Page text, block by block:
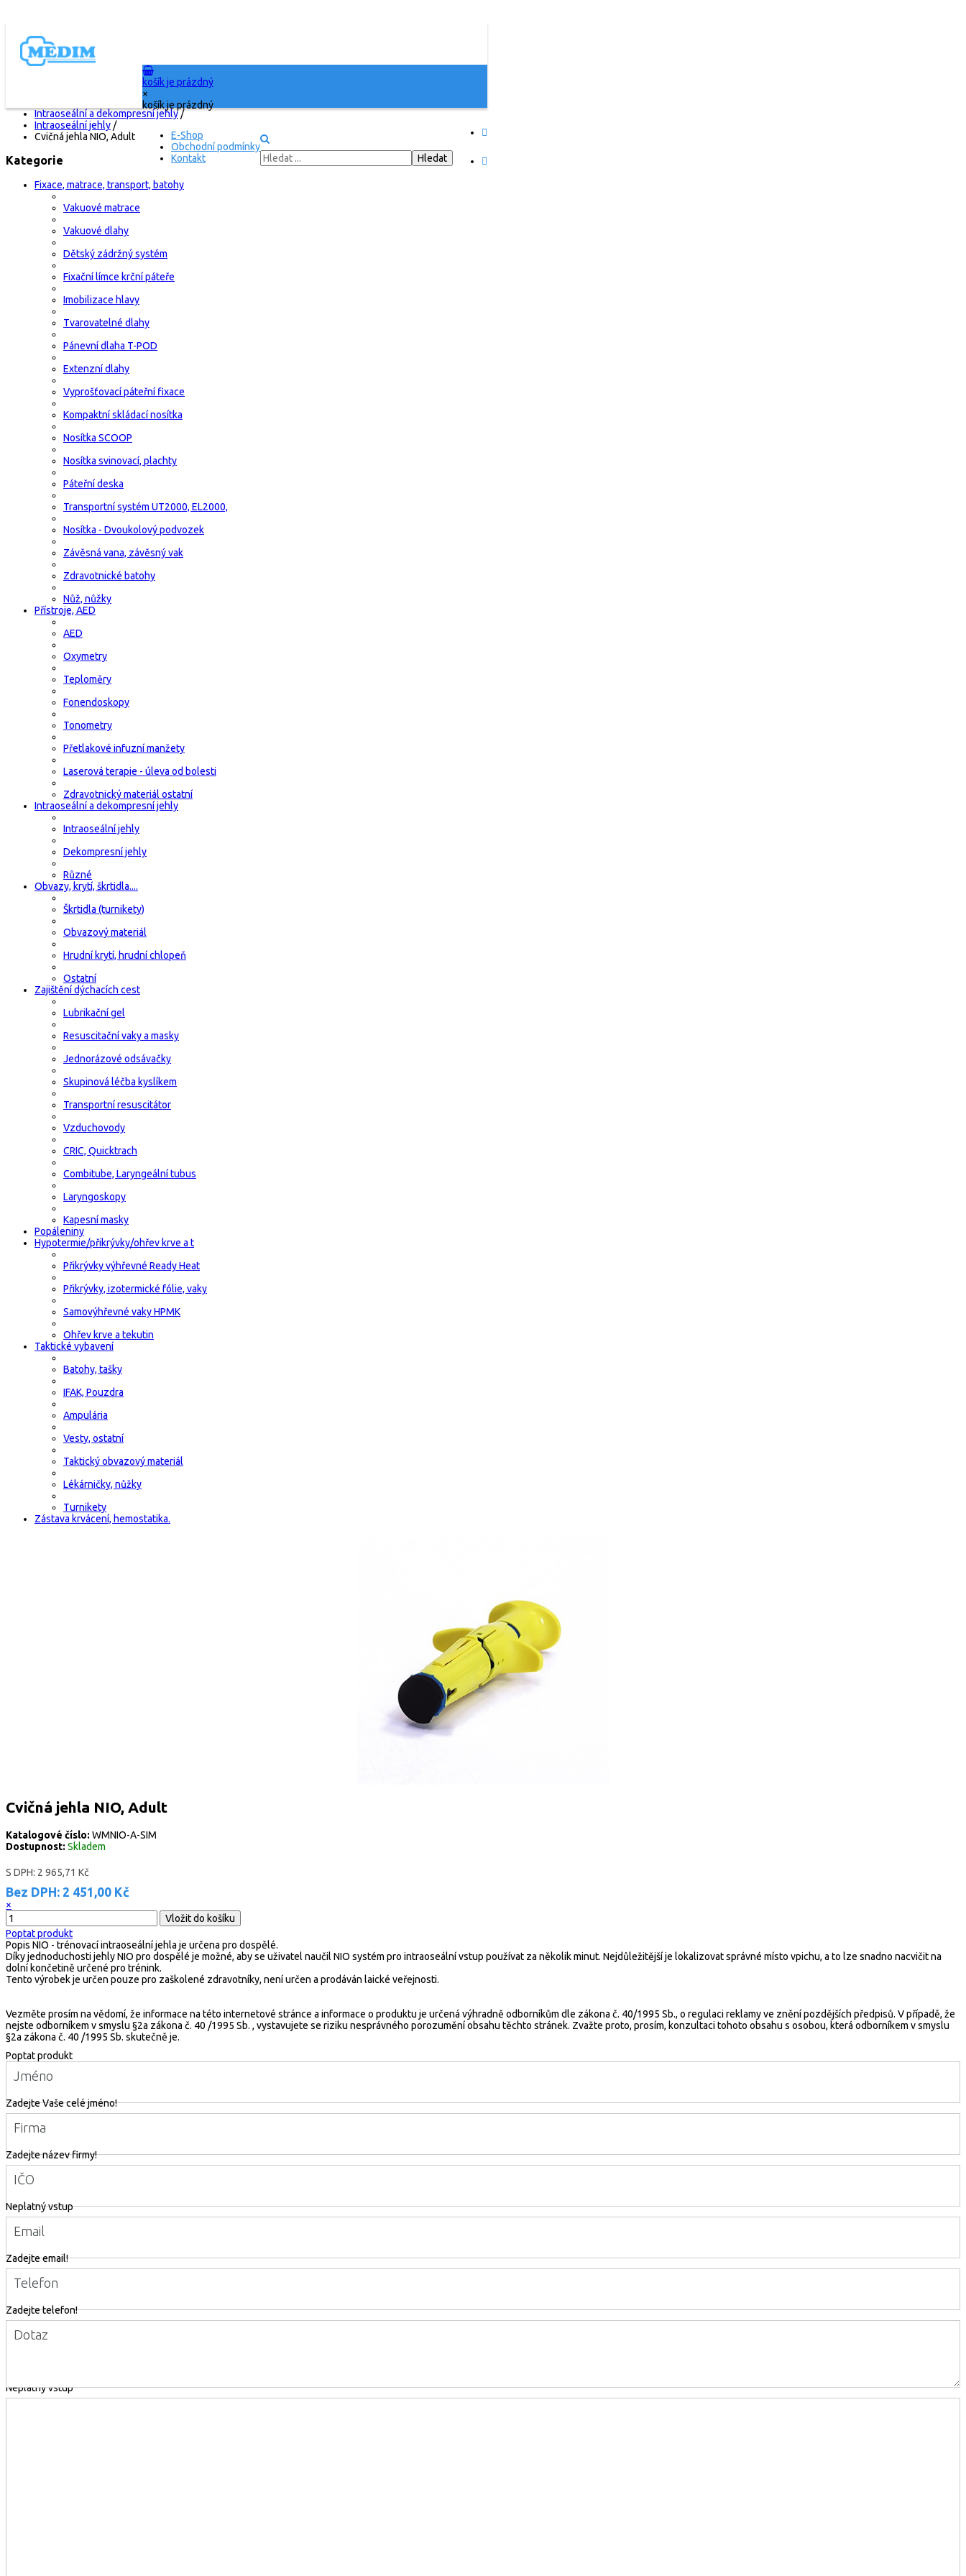
košík je prázdný
×
košík je prázdný
E-Shop
Obchodní podmínky
Kontakt
Intraoseální a dekompresní jehly/
Intraoseální jehly /
Cvičná jehla NIO, Adult
Kategorie
Fixace, matrace, transport, batohy
Vakuové matrace
Vakuové dlahy
Dětský zádržný systém
Fixační límce krční páteře
Imobilizace hlavy
Tvarovatelné dlahy
Pánevní dlaha T-POD
Extenzní dlahy
Vyprošťovací páteřní fixace
Kompaktní skládací nosítka
Nosítka SCOOP
Nosítka svinovací, plachty
Páteřní deska
Transportní systém UT2000, EL2000,
Nosítka - Dvoukolový podvozek
Závěsná vana, závěsný vak
Zdravotnické batohy
Nůž, nůžky
Přístroje, AED
AED
Oxymetry
Teploměry
Fonendoskopy
Tonometry
Přetlakové infuzní manžety
Laserová terapie - úleva od bolesti
Zdravotnický materiál ostatní
Intraoseální a dekompresní jehly
Intraoseální jehly
Dekompresní jehly
Různé
Obvazy, krytí, škrtidla....
Škrtidla (turnikety)
Obvazový materiál
Hrudní krytí, hrudní chlopeň
Ostatní
Zajištění dýchacích cest
Lubrikační gel
Resuscitační vaky a masky
Jednorázové odsávačky
Skupinová léčba kyslíkem
Transportní resuscitátor
Vzduchovody
CRIC, Quicktrach
Combitube, Laryngeální tubus
Laryngoskopy
Kapesní masky
Popáleniny
Hypotermie/přikrývky/ohřev krve a t
Přikrývky výhřevné Ready Heat
Přikrývky, izotermické fólie, vaky
Samovýhřevné vaky HPMK
Ohřev krve a tekutin
Taktické vybavení
Batohy, tašky
IFAK, Pouzdra
Ampulária
Vesty, ostatní
Taktický obvazový materiál
Lékárničky, nůžky
Turnikety
Zástava krvácení, hemostatika.
Cvičná jehla NIO, Adult
Katalogové číslo: WMNIO-A-SIM
Dostupnost: Skladem
S DPH: 2 965,71 Kč
Bez DPH: 2 451,00 Kč
×
Poptat produkt
Popis NIO - trénovací intraoseální jehla je určena pro dospělé.
Díky jednoduchosti jehly NIO pro dospělé je možné, aby se uživatel naučil NIO systém pro intraoseální vstup používat za několik minut. Nejdůležitější je lokalizovat správné místo vpichu, a to lze snadno nacvičit na
dolní končetině určené pro trénink.
Tento výrobek je určen pouze pro zaškolené zdravotníky, není určen a prodáván laické veřejnosti.
Vezměte prosím na vědomí, že informace na této internetové stránce a informace o produktu je určená výhradně odborníkům dle zákona č. 40/1995 Sb., o regulaci reklamy ve znění pozdějších předpisů. V případě, že
nejste odborníkem v smyslu §2a zákona č. 40 /1995 Sb. , vystavujete se riziku nesprávného porozumění obsahu těchto stránek. Zvažte proto, prosím, konzultaci tohoto obsahu s osobou, která odborníkem v smyslu
§2a zákona č. 40 /1995 Sb. skutečně je.
Poptat produkt
Jméno
Zadejte Vaše celé jméno!
Firma
Zadejte název firmy!
IČO
Neplatný vstup
Email
Zadejte email!
Telefon
Zadejte telefon!
Dotaz
Neplatný vstup